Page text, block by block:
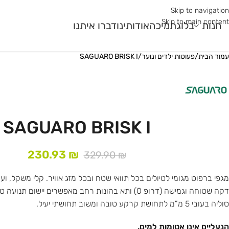
Skip to navigation
Skip to main content
חנות
קיץ
חדר כושר ואימונים
בלוגתמיכהאודותינודברו איתנו
עמוד הבית/פעוטות ילדים ונוער/
SAGUARO BRISK I
SAGUARO BRISK I
329.90₪
230.93 ₪
מגפי ברפוט מגומי לטיולים בכל תוואי שטח ובכל מזג אוויר. קלי משקל,
דקה שטוחה וגמישה (דרופ 0) ותא בהונות רחב מאפשרים
סוליה בעובי 5 מ”מ לתחושת קרקע טובה ומשוב תחושתי יעיל.
הנעליים אינן אטומות למים.